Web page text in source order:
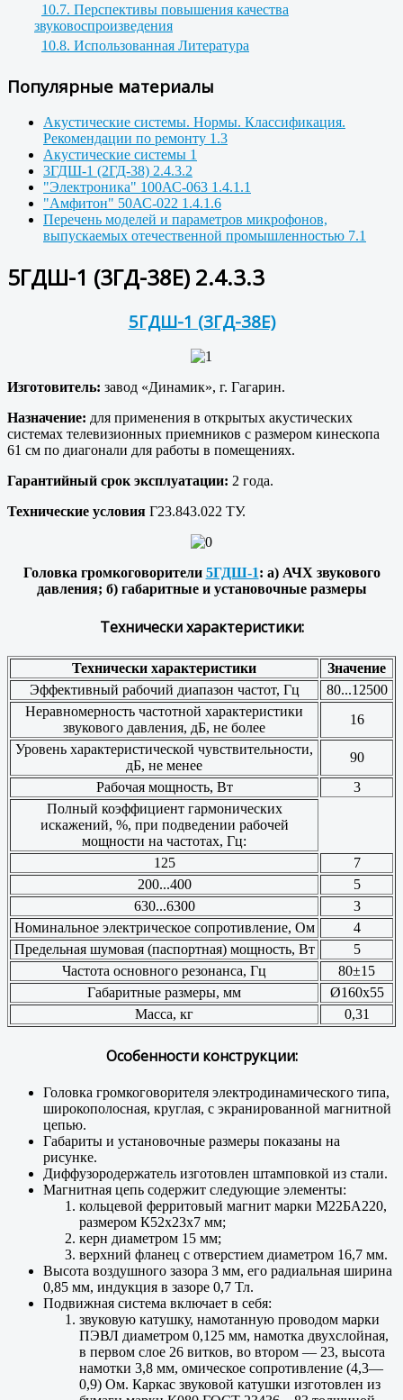
10.7. Перспективы повышения качества
звуковоспроизведения
10.8. Использованная Литература
Популярные материалы
Акустические системы. Нормы. Классификация.
Рекомендации по ремонту 1.3
Акустические системы 1
3ГДШ-1 (2ГД-38) 2.4.3.2
"Электроника" 100АС-063 1.4.1.1
"Амфитон" 50АС-022 1.4.1.6
Перечень моделей и параметров микрофонов,
выпускаемых отечественной промышленностью 7.1
5ГДШ-1 (3ГД-38Е) 2.4.3.3
5ГДШ-1 (3ГД-38Е)
Изготовитель: завод «Динамик», г. Гагарин.
Назначение: для применения в открытых акустических
системах телевизионных приемников с размером кинескопа
61 см по диагонали для работы в помещениях.
Гарантийный срок эксплуатации: 2 года.
Технические условия Г23.843.022 ТУ.
Головка громкоговорители 5ГДШ-1: а) АЧХ звукового
давления; б) габаритные и установочные размеры
Технически характеристики:
Технически характеристики
Значение
Эффективный рабочий диапазон частот, Гц
80...12500
Неравномерность частотной характеристики
звукового давления, дБ, не более
16
Уровень характеристической чувствительности,
дБ, не менее
90
Рабочая мощность, Вт
3
Полный коэффициент гармонических
искажений, %, при подведении рабочей
мощности на частотах, Гц:
125
7
200...400
5
630...6300
3
Номинальное электрическое сопротивление, Ом
4
Предельная шумовая (паспортная) мощность, Вт
5
Частота основного резонанса, Гц
80±15
Габаритные размеры, мм
Ø160x55
Масса, кг
0,31
Особенности конструкции:
Головка громкоговорителя электродинамического типа,
широкополосная, круглая, с экранированной магнитной
цепью.
Габариты и установочные размеры показаны на
рисунке.
Диффузородержатель изготовлен штамповкой из стали.
Магнитная цепь содержит следующие элементы:
кольцевой ферритовый магнит марки М22БА220,
размером К52x23x7 мм;
керн диаметром 15 мм;
верхний фланец с отверстием диаметром 16,7 мм.
Высота воздушного зазора 3 мм, его радиальная ширина
0,85 мм, индукция в зазоре 0,7 Тл.
Подвижная система включает в себя:
звуковую катушку, намотанную проводом марки
ПЭВЛ диаметром 0,125 мм, намотка двухслойная,
в первом слое 26 витков, во втором — 23, высота
намотки 3,8 мм, омическое сопротивление (4,3—
0,9) Ом. Каркас звуковой катушки изготовлен из